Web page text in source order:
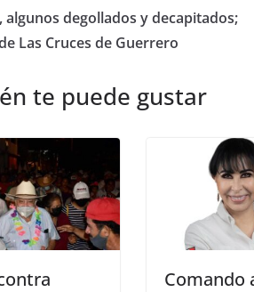
algunos degollados y decapitados;
Las Cruces de Guerrero
te puede gustar
Comando